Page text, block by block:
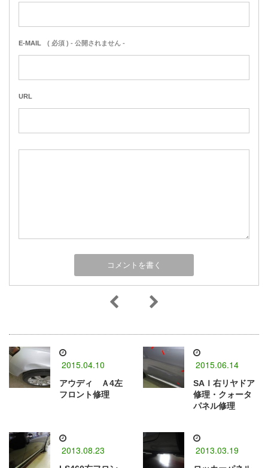
E-MAIL ( 必須 ) - 公開されません -
URL
2015.04.10
アウディ Ａ4左
フロント修理
2015.06.14
SAＩ右リヤドア
修理・クォータ
パネル修理
2013.08.23 2013.03.19